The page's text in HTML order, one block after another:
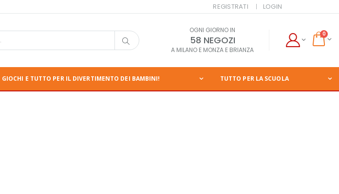
REGISTRATI LOGIN
OGNI GIORNO IN
58 NEGOZI
A MILANO E MONZA E BRIANZA
0
GIOCHI E TUTTO PER IL DIVERTIMENTO DEI BAMBINI! TUTTO PER LA SCUOLA